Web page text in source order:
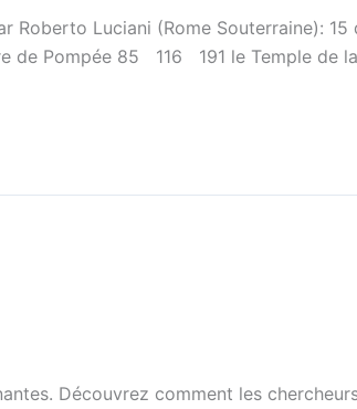
Luciani (Rome Souterraine): 15
de Pompée 85 116 191 le Temple de
Découvrez comment les